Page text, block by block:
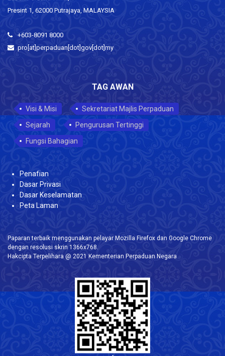
Presint 1, 62000 Putrajaya, MALAYSIA
+603-8091 8000
pro[at]perpaduan[dot]gov[dot]my
TAG AWAN
Visi & Misi
Sekretariat Majlis Perpaduan
Sejarah
Pengurusan Tertinggi
Fungsi Bahagian
Penafian
Dasar Privasi
Dasar Keselamatan
Peta Laman
Paparan terbaik menggunakan pelayar Mozilla Firefox dan Google Chrome
dengan resolusi skrin 1366x768.
Hakcipta Terpelihara @ 2021 Kementerian Perpaduan Negara